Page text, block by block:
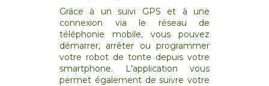
Grâce à un suivi GPS et à une
connexion via le réseau de
téléphonie mobile, vous pouvez
démarrer, arrêter ou programmer
votre robot de tonte depuis votre
smartphone. L'application vous
permet également de suivre votre